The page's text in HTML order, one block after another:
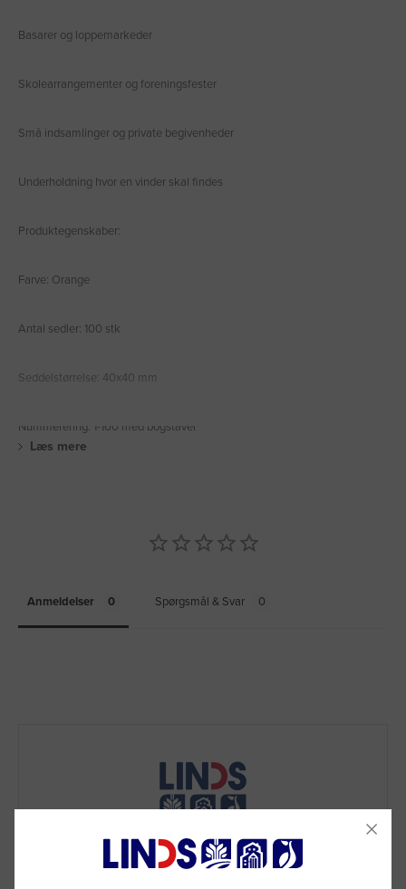
Basarer og loppemarkeder
Skolearrangementer og foreningsfester
Små indsamlinger og private begivenheder
Underholdning hvor en vinder skal findes
Produktegenskaber:
Farve: Orange
Antal sedler: 100 stk
Seddelstørrelse: 40x40 mm
Nummerering: 1-100 med bogstaver
Læs mere
Anmeldelser Spørgsmål & Svar